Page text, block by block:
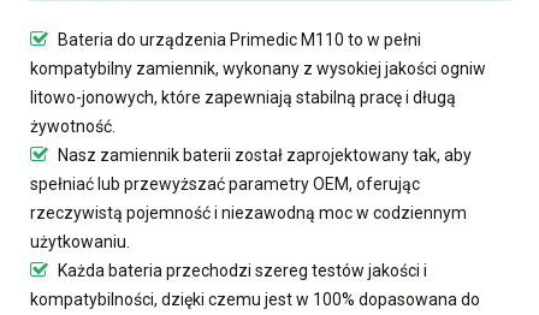
Bateria do urządzenia Primedic M110 to w pełni
kompatybilny zamiennik, wykonany z wysokiej jakości ogniw
litowo-jonowych, które zapewniają stabilną pracę i długą
żywotność.
Nasz zamiennik baterii został zaprojektowany tak, aby
spełniać lub przewyższać parametry OEM, oferując
rzeczywistą pojemność i niezawodną moc w codziennym
użytkowaniu.
Każda bateria przechodzi szereg testów jakości i
kompatybilności, dzięki czemu jest w 100% dopasowana do